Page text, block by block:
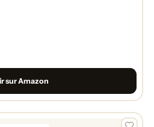
sur Amazon